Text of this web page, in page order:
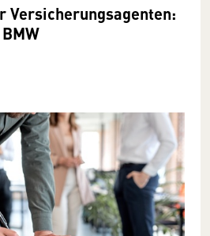
Versicherungsagenten: